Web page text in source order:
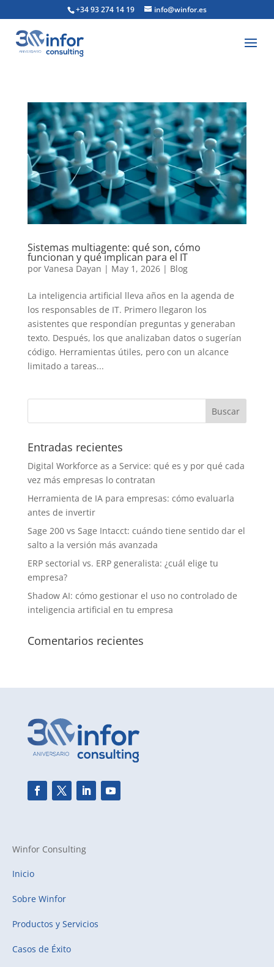
+34 93 274 14 19 info@winfor.es
Sistemas multiagente: qué son, cómo
funcionan y qué implican para el IT
por Vanesa Dayan | May 1, 2026| Blog
La inteligencia artificial lleva años en la agenda de
los responsables de IT. Primero llegaron los
asistentes que respondían preguntas y generaban
texto. Después, los que analizaban datos o sugerían
código. Herramientas útiles, pero con un alcance
limitado a tareas...
Entradas recientes
Digital Workforce as a Service: qué es y por qué cada
vez más empresas lo contratan
Herramienta de IA para empresas: cómo evaluarla
antes de invertir
Sage 200 vs Sage Intacct: cuándo tiene sentido dar el
salto a la versión más avanzada
ERP sectorial vs. ERP generalista: ¿cuál elige tu
empresa?
Shadow AI: cómo gestionar el uso no controlado de
inteligencia artificial en tu empresa
Comentarios recientes
Winfor Consulting
Inicio
Sobre Winfor
Productos y Servicios
Casos de Éxito